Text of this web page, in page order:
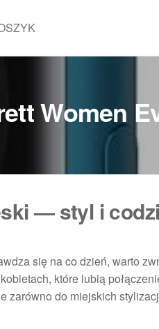
Women
— styl i
się na co dzień, warto
które lubią
zarówno do miejskich